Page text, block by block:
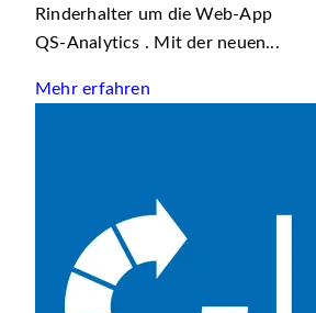
Rinderhalter um die Web-App
QS-Analytics . Mit der neuen...
Mehr erfahren